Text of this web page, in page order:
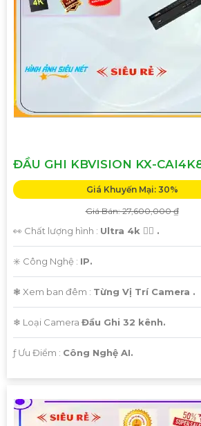
ĐẦU GHI KBVISION KX-
Giá Khuyến Mại: 30%
Giá Bán: 27,600,000 ₫
👀 Chất lượng hình : Ultra 4k 👍🏾 .
✳️ Công Nghệ : IP.
❃ Xem ban đêm : Từng Vị Trí Camera .
❄ Loại Camera Đầu Ghi 32 kênh.
️ƒ Ưu Điểm : Công Nghệ AI.